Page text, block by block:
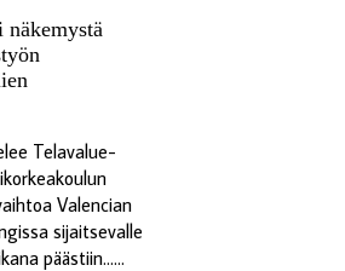
Telavalue-
Valencian
sijaitsevalle
päästiin......